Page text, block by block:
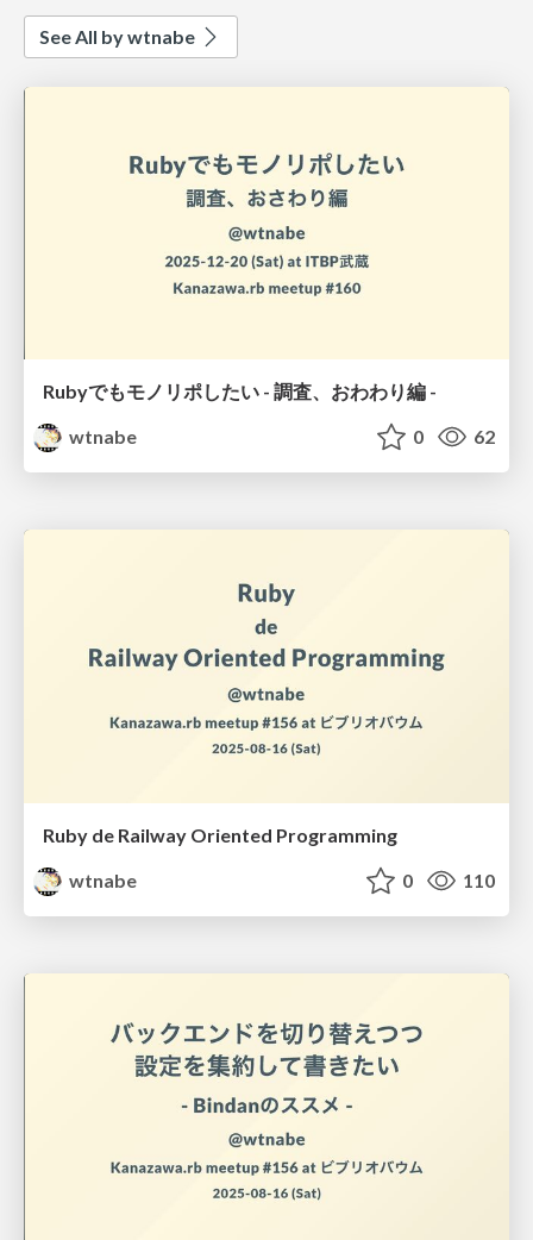
See All by wtnabe
Rubyでもモノリポしたい - 調査、おわわり編 -
wtnabe
0 62
Ruby de Railway Oriented Programming
wtnabe
0 110